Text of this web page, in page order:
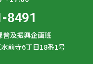
8491
及振興企画班
前寺6丁目18番1号